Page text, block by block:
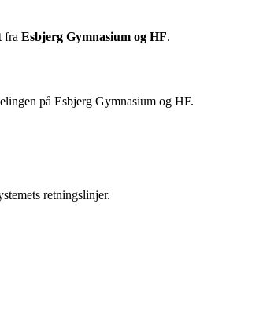
fra Esbjerg Gymnasium og HF.
på Esbjerg Gymnasium og HF.
retningslinjer.